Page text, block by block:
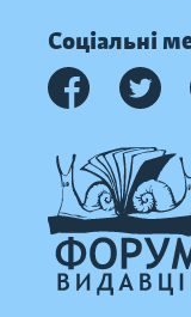
Соціальні